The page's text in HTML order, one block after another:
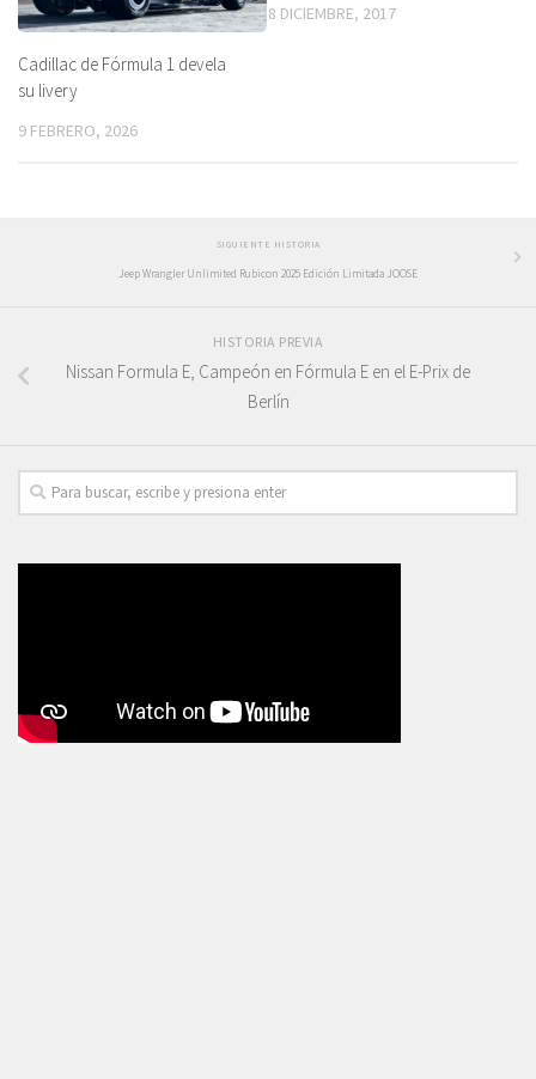
Cadillac de Fórmula 1 devela
su livery
9 FEBRERO, 2026
8 DICIEMBRE, 2017
SIGUIENTE HISTORIA
Jeep Wrangler Unlimited Rubicon 2025 Edición Limitada JOOSE
HISTORIA PREVIA
Nissan Formula E, Campeón en Fórmula E en el E-Prix de
Berlín